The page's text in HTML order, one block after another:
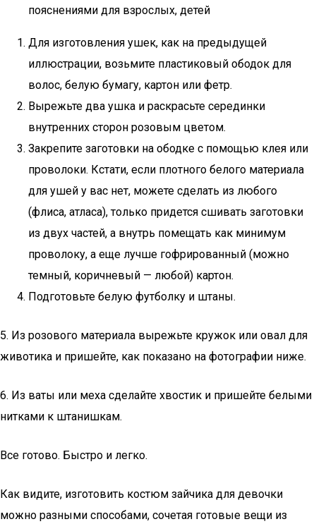
пояснениями для взрослых, детей
Для изготовления ушек, как на предыдущей
иллюстрации, возьмите пластиковый ободок для
волос, белую бумагу, картон или фетр.
Вырежьте два ушка и раскрасьте серединки
внутренних сторон розовым цветом.
Закрепите заготовки на ободке с помощью клея или
проволоки. Кстати, если плотного белого материала
для ушей у вас нет, можете сделать из любого
(флиса, атласа), только придется сшивать заготовки
из двух частей, а внутрь помещать как минимум
проволоку, а еще лучше гофрированный (можно
темный, коричневый — любой) картон.
Подготовьте белую футболку и штаны.
5. Из розового материала вырежьте кружок или овал для
животика и пришейте, как показано на фотографии ниже.
6. Из ваты или меха сделайте хвостик и пришейте белыми
нитками к штанишкам.
Все готово. Быстро и легко.
Как видите, изготовить костюм зайчика для девочки
можно разными способами, сочетая готовые вещи из